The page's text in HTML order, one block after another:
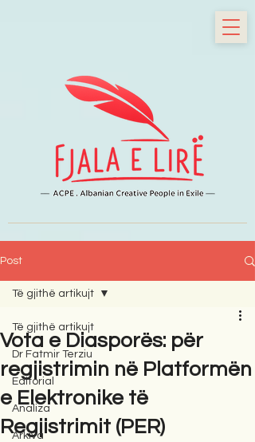
Post
Të gjithë artikujt
Dr Fatmir Terziu
Editorial
Analiza
Arkiva
Të gjithë artikujt
Vota e Diasporës: për
regjistrimin në Platformën
e Elektronike të
Regjistrimit (PER)